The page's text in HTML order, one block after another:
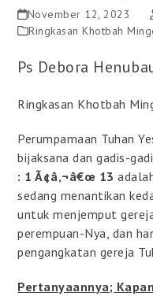
November 12, 2023
Ringkasan Khotbah
Ps Debora
Ringkasan Khotbah
Perumpamaan Tuhan
bijaksana dan gadis-
: 1 Ã¢â‚¬â€œ 13
sedang menantikan
untuk menjemput
perempuan-Nya, dan
pengangkatan gereja
Pertanyaannya;